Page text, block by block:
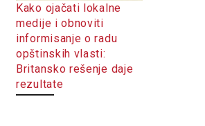
Kako ojačati lokalne
medije i obnoviti
informisanje o radu
opštinskih vlasti:
Britansko rešenje daje
rezultate